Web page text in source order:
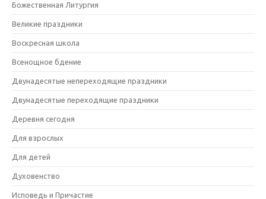
Божественная Литургия
Великие праздники
Воскресная школа
Всенощное бдение
Двунадесятые непереходящие праздники
Двунадесятые переходящие праздники
Деревня сегодня
Для взрослых
Для детей
Духовенство
Исповедь и Причастие